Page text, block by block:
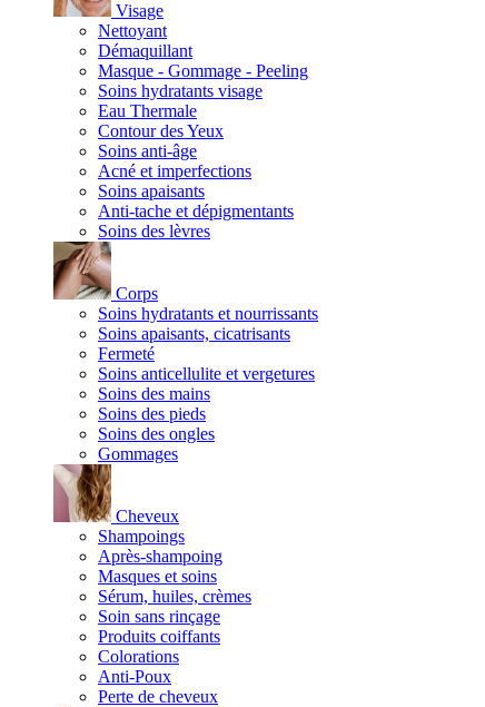
Visage
Nettoyant
Démaquillant
Masque - Gommage - Peeling
Soins hydratants visage
Eau Thermale
Contour des Yeux
Soins anti-âge
Acné et imperfections
Soins apaisants
Anti-tache et dépigmentants
Soins des lèvres
Corps
Soins hydratants et nourrissants
Soins apaisants, cicatrisants
Fermeté
Soins anticellulite et vergetures
Soins des mains
Soins des pieds
Soins des ongles
Gommages
Cheveux
Shampoings
Après-shampoing
Masques et soins
Sérum, huiles, crèmes
Soin sans rinçage
Produits coiffants
Colorations
Anti-Poux
Perte de cheveux